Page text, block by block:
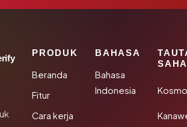
PRODUK
Beranda
Fitur
Cara kerja
BAHASA
Bahasa
Indonesia